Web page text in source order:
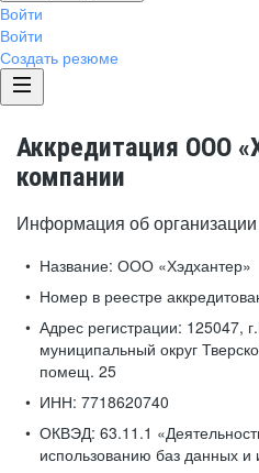
Войти
Войти
Создать резюме
Аккредитация ООО
компании
Информация об организации
Название: ООО «Хэдхантер»
Номер в реестре
Адрес регистрации: 125047,
муниципальный округ
помещ. 25
ИНН: 7718620740
ОКВЭД: 63.11.1
использованию баз данных